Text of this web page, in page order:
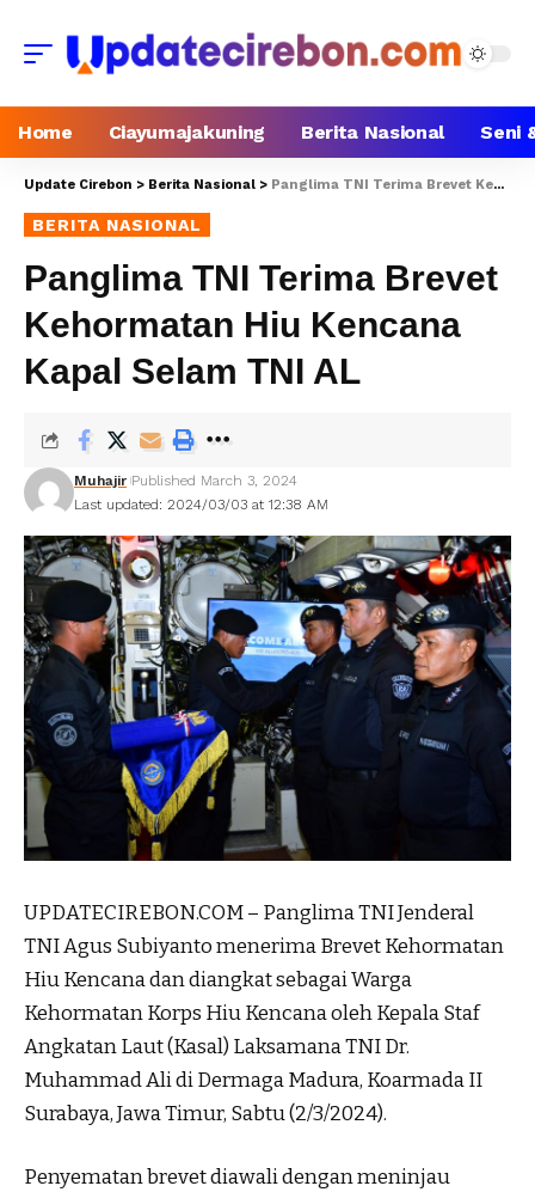
Home Ciayumajakuning Berita Nasional Seni
Update Cirebon > Berita Nasional > Panglima TNI Terima Brevet Kehormatan Hiu Kencana Kapal Selam TNI AL
BERITA NASIONAL
Panglima TNI Terima Brevet
Kehormatan Hiu Kencana
Kapal Selam TNI AL
Last updated: 2024/03/03 at 12:38 AM
Muhajir Published March 3, 2024
UPDATECIREBON.COM – Panglima TNI Jenderal
TNI Agus Subiyanto menerima Brevet Kehormatan
Hiu Kencana dan diangkat sebagai Warga
Kehormatan Korps Hiu Kencana oleh Kepala Staf
Angkatan Laut (Kasal) Laksamana TNI Dr.
Muhammad Ali di Dermaga Madura, Koarmada II
Surabaya, Jawa Timur, Sabtu (2/3/2024).
Penyematan brevet diawali dengan meninjau